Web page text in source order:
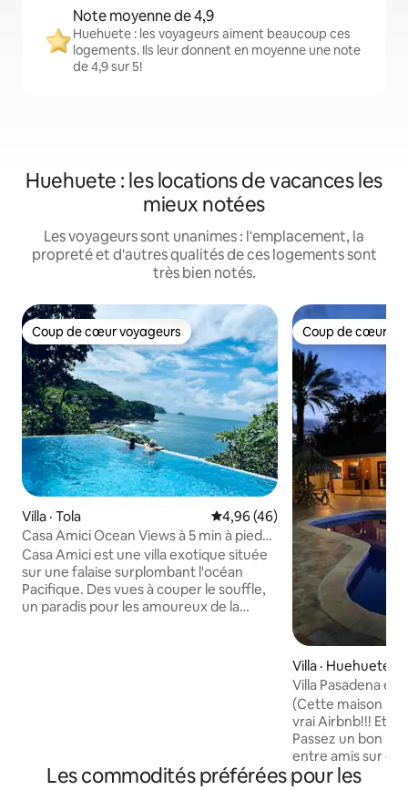
Note moyenne de 4,9
Huehuete : les voyageurs aiment beaucoup ces
logements. Ils leur donnent en moyenne une note
de 4,9 sur 5!
Huehuete : les locations de vacances les
mieux notées
Les voyageurs sont unanimes : l'emplacement, la
propreté et d'autres qualités de ces logements sont
très bien notés.
Coup de cœur voyageurs
Coup de cœur voyageurs
Villa · Tola Note moyenne de 4,96 sur 5,
4,96 (46)
Casa Amici Ocean Views à 5 min à pied
de la plage
Casa Amici est une villa exotique située
sur une falaise surplombant l'océan
Pacifique. Des vues à couper le souffle,
un paradis pour les amoureux de la
pour utiliser leur planche de paddle,
Coup de cœur
Coup de cœur
Villa · Huehuete
Villa Pasadena en
(Cette maison
vrai Airbnb!!! Et
Passez un bon
entre amis sur ce
mer, les vagues
Les commodités préférées pour les